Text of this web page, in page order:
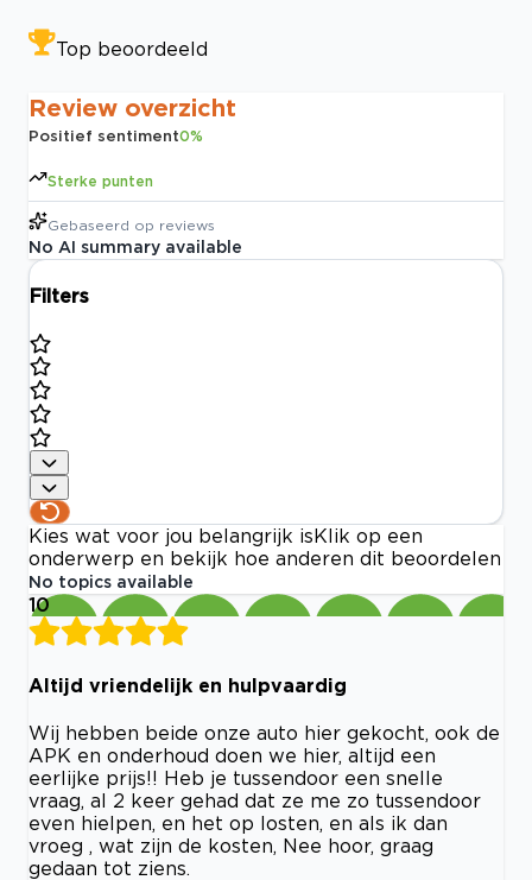
Top beoordeeld
Review overzicht
Positief sentiment0%
Sterke punten
Gebaseerd op reviews
No AI summary available
Filters
Kies wat voor jou belangrijk is Klik op een
onderwerp en bekijk hoe anderen dit beoordelen
No topics available
10
Altijd vriendelijk en hulpvaardig
Wij hebben beide onze auto hier gekocht, ook de
APK en onderhoud doen we hier, altijd een
eerlijke prijs!! Heb je tussendoor een snelle
vraag, al 2 keer gehad dat ze me zo tussendoor
even hielpen, en het op losten, en als ik dan
vroeg , wat zijn de kosten, Nee hoor, graag
gedaan tot ziens.